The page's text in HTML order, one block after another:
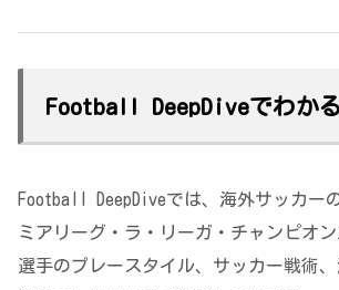
Football DeepDiveでわか
Football DeepDiveでは、海外サッカー
ミアリーグ・ラ・リーガ・チャンピオン
選手のプレースタイル、サッカー戦術